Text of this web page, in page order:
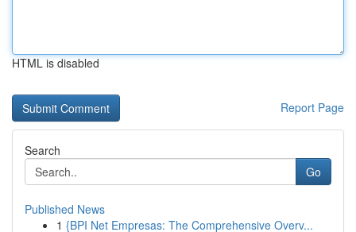
HTML is disabled
Report Page
Search
Go
Published News
1 {BPI Net Empresas: The Comprehensive Overv...